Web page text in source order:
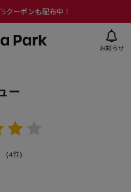
クーポンも配布中！
お知らせ
ー
(4件)